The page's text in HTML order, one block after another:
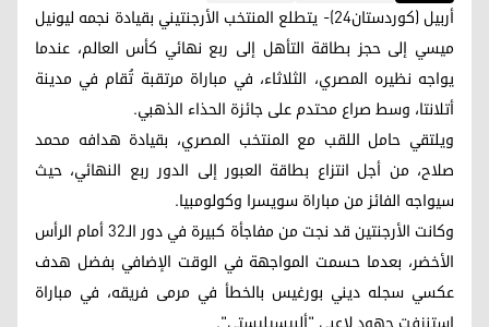
أربيل (كوردستان24)- يتطلع المنتخب الأرجنتيني بقيادة نجمه ليونيل
ميسي إلى حجز بطاقة التأهل إلى ربع نهائي كأس العالم، عندما
يواجه نظيره المصري، الثلاثاء، في مباراة مرتقبة تُقام في مدينة
أتلانتا، وسط صراع محتدم على جائزة الحذاء الذهبي.
ويلتقي حامل اللقب مع المنتخب المصري، بقيادة هدافه محمد
صلاح، من أجل انتزاع بطاقة العبور إلى الدور ربع النهائي، حيث
سيواجه الفائز من مباراة سويسرا وكولومبيا.
وكانت الأرجنتين قد نجت من مفاجأة كبيرة في دور الـ32 أمام الرأس
الأخضر، بعدما حسمت المواجهة في الوقت الإضافي بفضل هدف
عكسي سجله ديني بورغيس بالخطأ في مرمى فريقه، في مباراة